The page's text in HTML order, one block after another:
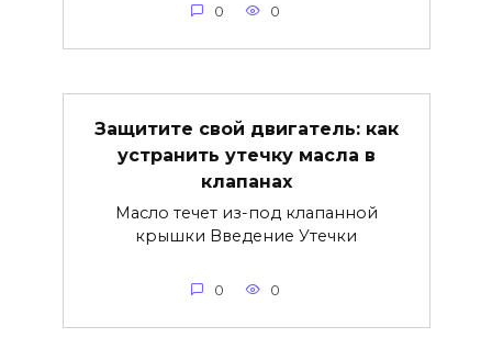
0 0
Защитите свой двигатель: как
устранить утечку масла в
клапанах
Масло течет из-под клапанной
крышки Введение Утечки
0 0